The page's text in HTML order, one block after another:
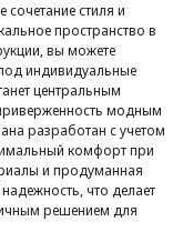
стиля и
пространство в
вы можете
индивидуальные
центральным
модным
разработан с учетом
комфорт при
и продуманная
что делает
решением для